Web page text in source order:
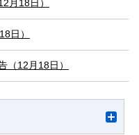
月18日）
日）
（12月18日）